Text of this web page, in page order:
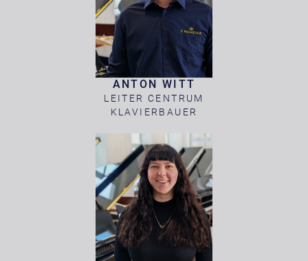
ANTON WITT
LEITER CENTRUM
KLAVIERBAUER